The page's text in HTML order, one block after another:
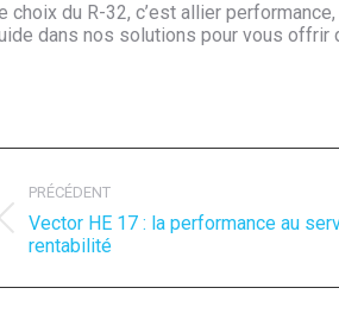
choix du R-32, c’est allier
dans nos solutions pour vous offrir
PRÉCÉDENT
Article
précédent
Vector HE 17 : la performance au
rentabilité